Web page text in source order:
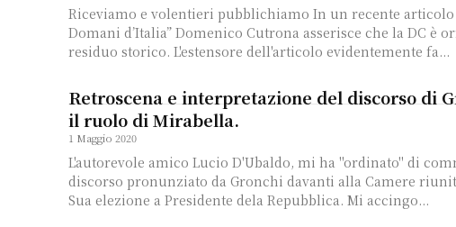
Riceviamo e volentieri pubblichiamo In un recente articolo su "Il
Domani d’Italia” Domenico Cutrona asserisce che la DC è
residuo storico. L'estensore dell'articolo evidentemente fa...
Retroscena e interpretazione del discorso di
il ruolo di Mirabella.
1 Maggio 2020
L'autorevole amico Lucio D'Ubaldo, mi ha "ordinato" di
discorso pronunziato da Gronchi davanti alla Camere
Sua elezione a Presidente dela Repubblica. Mi accingo...